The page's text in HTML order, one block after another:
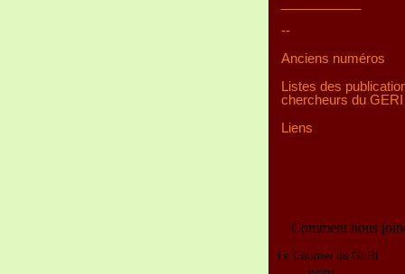
--
Anciens numéros
Listes des
chercheurs du GERI
Liens
Comment nous
Le Courrier du GERI